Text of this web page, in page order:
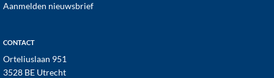
Aanmelden nieuwsbrief
CONTACT
Orteliuslaan 951
3528 BE Utrecht